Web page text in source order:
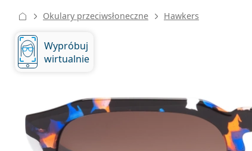
Okulary przeciwsłoneczne Hawkers
Wypróbuj
wirtualnie